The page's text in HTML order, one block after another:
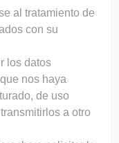
al tratamiento de
con su
los datos
nos haya
de uso
a otro